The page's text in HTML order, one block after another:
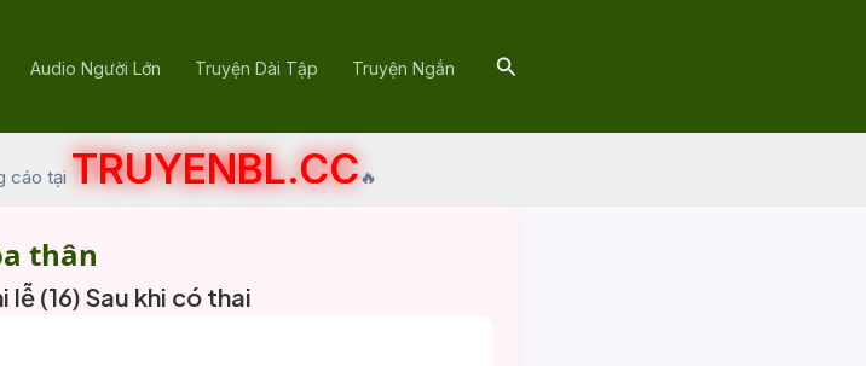
Audio Người Lớn Truyện Dài Tập Truyện Ngắn Search
cáo tại TRUYENBL.CC🔥
thân
lễ (16) Sau khi có thai